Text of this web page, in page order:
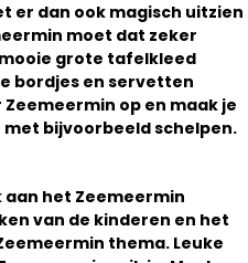
er dan ook magisch uitzien
moet dat zeker
grote tafelkleed
bordjes en servetten
op en maak je
bijvoorbeeld schelpen.
aan het Zeemeermin
van de kinderen en het
thema. Leuke